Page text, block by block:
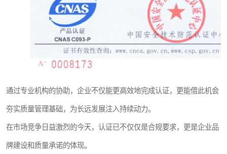
通过专业机构的协助，企业不仅能更高效地完成认证，更能借此机会
夯实质量管理基础，为长远发展注入持续动力。
在市场竞争日益激烈的今天，认证已不仅仅是合规要求，更是企业品
牌建设和质量承诺的体现。